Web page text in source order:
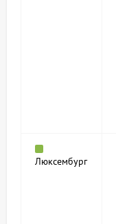
Люксембург